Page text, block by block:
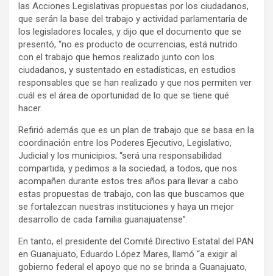
las Acciones Legislativas propuestas por los ciudadanos,
que serán la base del trabajo y actividad parlamentaria de
los legisladores locales, y dijo que el documento que se
presentó, “no es producto de ocurrencias, está nutrido
con el trabajo que hemos realizado junto con los
ciudadanos, y sustentado en estadísticas, en estudios
responsables que se han realizado y que nos permiten ver
cuál es el área de oportunidad de lo que se tiene qué
hacer.
Refirió además que es un plan de trabajo que se basa en la
coordinación entre los Poderes Ejecutivo, Legislativo,
Judicial y los municipios; “será una responsabilidad
compartida, y pedimos a la sociedad, a todos, que nos
acompañen durante estos tres años para llevar a cabo
estas propuestas de trabajo, con las que buscamos que
se fortalezcan nuestras instituciones y haya un mejor
desarrollo de cada familia guanajuatense”.
En tanto, el presidente del Comité Directivo Estatal del PAN
en Guanajuato, Eduardo López Mares, llamó “a exigir al
gobierno federal el apoyo que no se brinda a Guanajuato,